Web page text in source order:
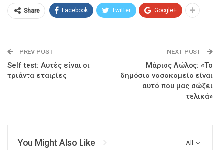
Share Facebook Twitter Google+
PREV POST
Self test: Αυτές είναι οι
τριάντα εταιρίες
NEXT POST
Μάριος Λώλος: «Το
δημόσιο νοσοκομείο είναι
αυτό που μας σώζει
τελικά»
All
You Might Also Like